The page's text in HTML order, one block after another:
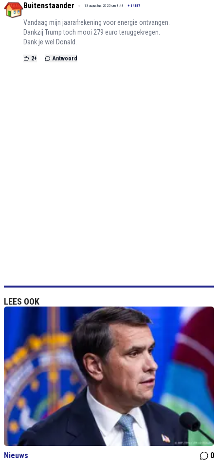
Buitenstaander 13 augustus 2025 om 8:48 + 14837
Vandaag mijn jaarafrekening voor energie ontvangen.
Dankzij Trump toch mooi 279 euro teruggekregen.
Dank je wel Donald.
2+ Antwoord
LEES OOK
Nieuws
0